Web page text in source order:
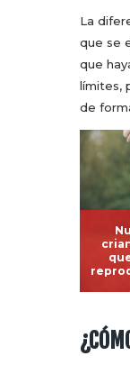
La
que se
que
límites,
de